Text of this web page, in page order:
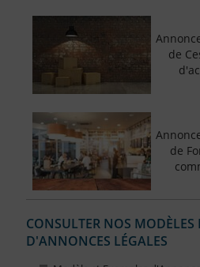
de
de
CONSULTER NOS MODÈLES
D'ANNONCES LÉGALES